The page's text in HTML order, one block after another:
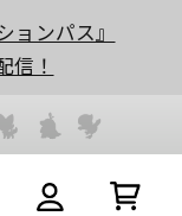
ョンパス』
信！